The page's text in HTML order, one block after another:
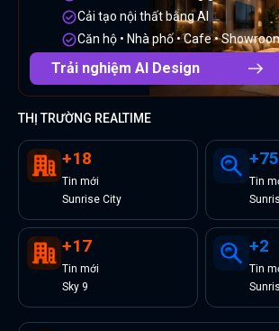
Cải tạo nội thất bằng AI
Căn hộ • Nhà phố • Cafe •
Trải nghiệm AI Design
THỊ TRƯỜNG REALTIME
+18
Tin mới
Sunrise City
+75
Tin
+17
Tin mới
Sky 9
+2
Tin